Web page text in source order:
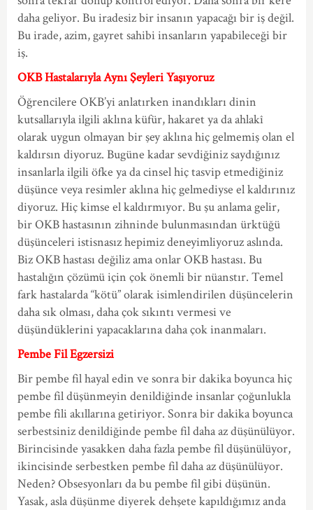
daha geliyor. Bu iradesiz bir insanın yapacağı bir iş değil.
Bu irade, azim, gayret sahibi insanların yapabileceği bir
iş.
OKB Hastalarıyla Aynı Şeyleri Yaşıyoruz
Öğrencilere OKB’yi anlatırken inandıkları dinin
kutsallarıyla ilgili aklına küfür, hakaret ya da ahlakî
olarak uygun olmayan bir şey aklına hiç gelmemiş olan el
kaldırsın diyoruz. Bugüne kadar sevdiğiniz saydığınız
insanlarla ilgili öfke ya da cinsel hiç tasvip etmediğiniz
düşünce veya resimler aklına hiç gelmediyse el kaldırınız
diyoruz. Hiç kimse el kaldırmıyor. Bu şu anlama gelir,
bir OKB hastasının zihninde bulunmasından ürktüğü
düşünceleri istisnasız hepimiz deneyimliyoruz aslında.
Biz OKB hastası değiliz ama onlar OKB hastası. Bu
hastalığın çözümü için çok önemli bir nüanstır. Temel
fark hastalarda “kötü” olarak isimlendirilen düşüncelerin
daha sık olması, daha çok sıkıntı vermesi ve
düşündüklerini yapacaklarına daha çok inanmaları.
Pembe Fil Egzersizi
Bir pembe fil hayal edin ve sonra bir dakika boyunca hiç
pembe fil düşünmeyin denildiğinde insanlar çoğunlukla
pembe fili akıllarına getiriyor. Sonra bir dakika boyunca
serbestsiniz denildiğinde pembe fil daha az düşünülüyor.
Birincisinde yasakken daha fazla pembe fil düşünülüyor,
ikincisinde serbestken pembe fil daha az düşünülüyor.
Neden? Obsesyonları da bu pembe fil gibi düşünün.
Yasak, asla düşünme diyerek dehşete kapıldığımız anda